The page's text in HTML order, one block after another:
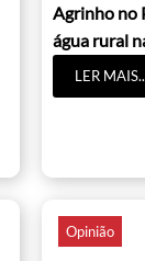
Agrinho no
água rural
LER
Opinião